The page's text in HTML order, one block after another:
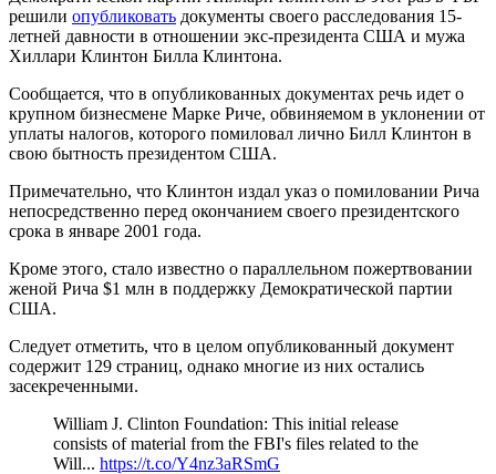
решили опубликовать документы своего расследования 15-
летней давности в отношении экс-президента США и мужа
Хиллари Клинтон Билла Клинтона.
Сообщается, что в опубликованных документах речь идет о
крупном бизнесмене Марке Риче, обвиняемом в уклонении от
уплаты налогов, которого помиловал лично Билл Клинтон в
свою бытность президентом США.
Примечательно, что Клинтон издал указ о помиловании Рича
непосредственно перед окончанием своего президентского
срока в январе 2001 года.
Кроме этого, стало известно о параллельном пожертвовании
женой Рича $1 млн в поддержку Демократической партии
США.
Следует отметить, что в целом опубликованный документ
содержит 129 страниц, однако многие из них остались
засекреченными.
William J. Clinton Foundation: This initial release
consists of material from the FBI's files related to the
Will... https://t.co/Y4nz3aRSmG